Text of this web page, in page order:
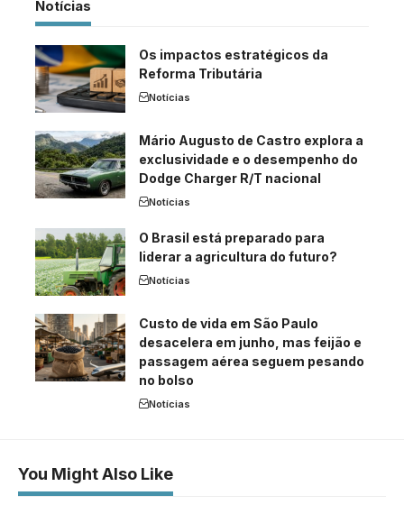
Notícias
Os impactos estratégicos da
Reforma Tributária
Notícias
Mário Augusto de Castro explora a
exclusividade e o desempenho do
Dodge Charger R/T nacional
Notícias
O Brasil está preparado para
liderar a agricultura do futuro?
Notícias
Custo de vida em São Paulo
desacelera em junho, mas feijão e
passagem aérea seguem pesando
no bolso
Notícias
You Might Also Like